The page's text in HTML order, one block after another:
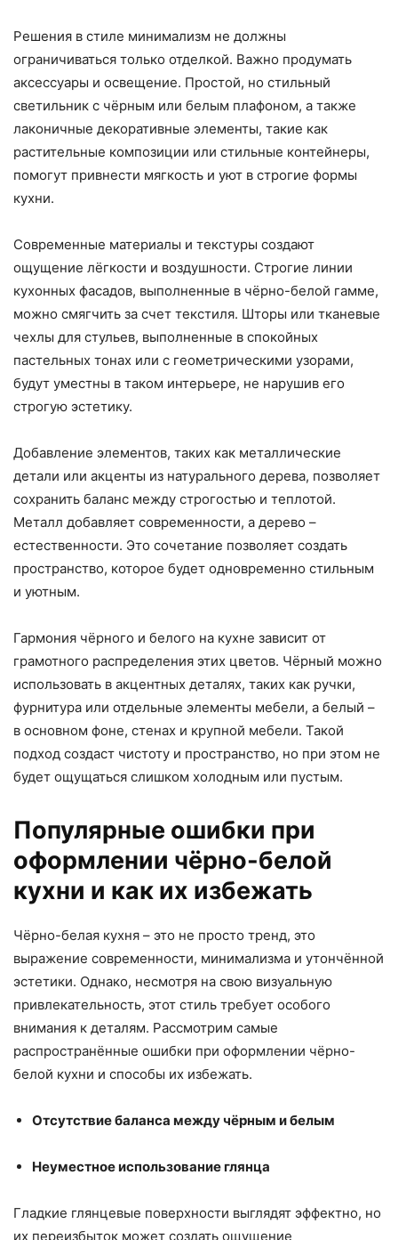
Решения в стиле минимализм не должны
ограничиваться только отделкой. Важно продумать
аксессуары и освещение. Простой, но стильный
светильник с чёрным или белым плафоном, а также
лаконичные декоративные элементы, такие как
растительные композиции или стильные контейнеры,
помогут привнести мягкость и уют в строгие формы
кухни.
Современные материалы и текстуры создают
ощущение лёгкости и воздушности. Строгие линии
кухонных фасадов, выполненные в чёрно-белой гамме,
можно смягчить за счет текстиля. Шторы или тканевые
чехлы для стульев, выполненные в спокойных
пастельных тонах или с геометрическими узорами,
будут уместны в таком интерьере, не нарушив его
строгую эстетику.
Добавление элементов, таких как металлические
детали или акценты из натурального дерева, позволяет
сохранить баланс между строгостью и теплотой.
Металл добавляет современности, а дерево –
естественности. Это сочетание позволяет создать
пространство, которое будет одновременно стильным
и уютным.
Гармония чёрного и белого на кухне зависит от
грамотного распределения этих цветов. Чёрный можно
использовать в акцентных деталях, таких как ручки,
фурнитура или отдельные элементы мебели, а белый –
в основном фоне, стенах и крупной мебели. Такой
подход создаст чистоту и пространство, но при этом не
будет ощущаться слишком холодным или пустым.
Популярные ошибки при
оформлении чёрно-белой
кухни и как их избежать
Чёрно-белая кухня – это не просто тренд, это
выражение современности, минимализма и утончённой
эстетики. Однако, несмотря на свою визуальную
привлекательность, этот стиль требует особого
внимания к деталям. Рассмотрим самые
распространённые ошибки при оформлении чёрно-
белой кухни и способы их избежать.
Отсутствие баланса между чёрным и белым
Неуместное использование глянца
Гладкие глянцевые поверхности выглядят эффектно, но
их переизбыток может создать ощущение